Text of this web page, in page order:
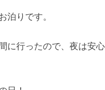
泊りです。
に行ったので、夜は安心